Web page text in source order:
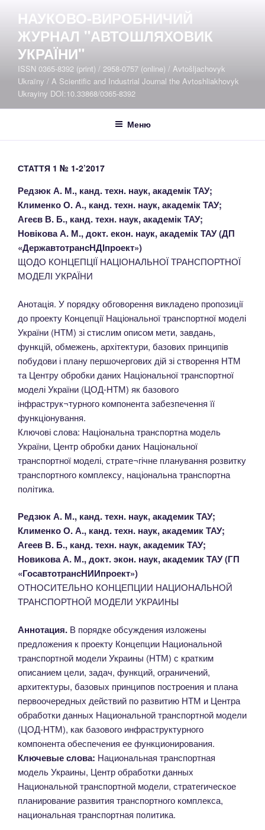
вмісту
НАУКОВО-ВИРОБНИЧИЙ
ЖУРНАЛ "АВТОШЛЯХОВИК
УКРАЇНИ"
ISSN 0365-8392 (print) / 2958-0757 (online) / Avtošljachovyk
Ukraïny / A Scientific and Industrial Journal the Avtoshliakhovyk
Ukrayiny DOI:10.33868/0365-8392
Меню
СТАТТЯ 1 № 1-2’2017
Редзюк А. М., канд. техн. наук, академік ТАУ;
Клименко О. А., канд. техн. наук, академік ТАУ;
Агеєв В. Б., канд. техн. наук, академік ТАУ;
Новікова А. М., докт. екон. наук, академік ТАУ (ДП
«ДержавтотрансНДІпроект»)
ЩОДО КОНЦЕПЦІЇ НАЦІОНАЛЬНОЇ ТРАНСПОРТНОЇ
МОДЕЛІ УКРАЇНИ
Анотація. У порядку обговорення викладено пропозиції
до проекту Концепції Національної транспортної моделі
України (НТМ) зі стислим описом мети, завдань,
функцій, обмежень, архітектури, базових принципів
побудови і плану першочергових дій зі створення НТМ
та Центру обробки даних Національної транспортної
моделі України (ЦОД-НТМ) як базового
інфраструк¬турного компонента забезпечення її
функціонування.
Ключові слова: Національна транспортна модель
України, Центр обробки даних Національної
транспортної моделі, страте¬гічне планування розвитку
транспортного комплексу, національна транспортна
політика.
Редзюк А. М., канд. техн. наук, академик ТАУ;
Клименко О. А., канд. техн. наук, академик ТАУ;
Агеев В. Б., канд. техн. наук, академик ТАУ;
Новикова А. М., докт. экон. наук, академик ТАУ (ГП
«ГосавтотрансНИИпроект»)
ОТНОСИТЕЛЬНО КОНЦЕПЦИИ НАЦИОНАЛЬНОЙ
ТРАНСПОРТНОЙ МОДЕЛИ УКРАИНЫ
Аннотация. В порядке обсуждения изложены
предложения к проекту Концепции Национальной
транспортной модели Украины (НТМ) с кратким
описанием цели, задач, функций, ограничений,
архитектуры, базовых принципов построения и плана
первоочередных действий по развитию НТМ и Центра
обработки данных Национальной транспортной модели
(ЦОД-НТМ), как базового инфраструктурного
компонента обеспечения ее функционирования.
Ключевые слова: Национальная транспортная
модель Украины, Центр обработки данных
Национальной транспортной модели, стратегическое
планирование развития транспортного комплекса,
национальная транспортная политика.